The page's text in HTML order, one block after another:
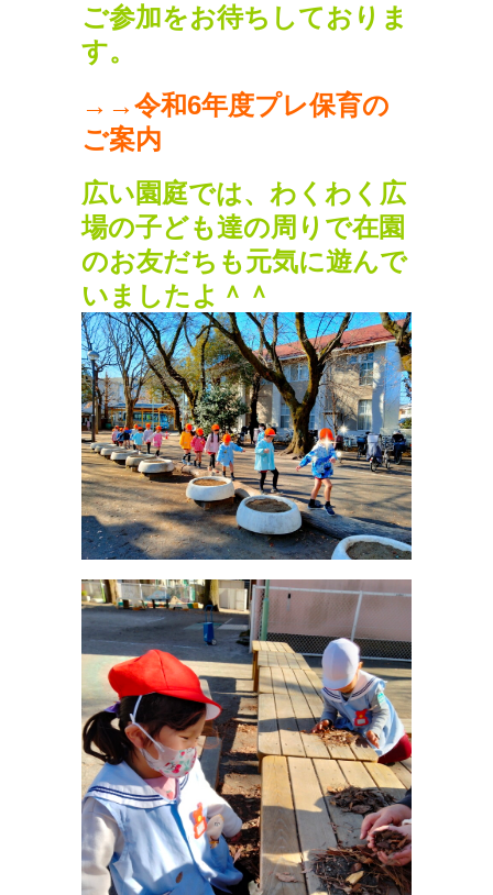
ご参加をお待ちしておりま
す。
→→令和6年度プレ保育の
ご案内
広い園庭では、わくわく広
場の子ども達の周りで在園
のお友だちも元気に遊んで
いましたよ＾＾